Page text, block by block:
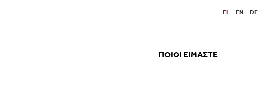
EL EN DE
ΠΟΙΟΙ ΕΙΜΑΣΤΕ